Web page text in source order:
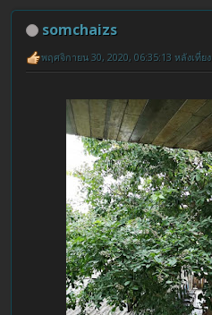
somchaizs
พฤศจิกายน 30, 2020, 06:35:13 หลังเที่ยง